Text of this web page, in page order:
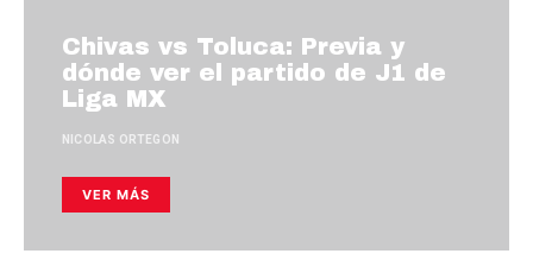
Chivas vs Toluca: Previa y
dónde ver el partido de J1 de
Liga MX
NICOLAS ORTEGON
VER MÁS